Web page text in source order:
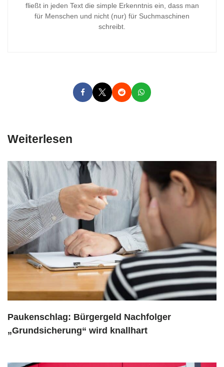
fließt in jeden Text die simple Erkenntnis ein, dass man
für Menschen und nicht (nur) für Suchmaschinen
schreibt.
Weiterlesen
Paukenschlag: Bürgergeld Nachfolger
„Grundsicherung“ wird knallhart